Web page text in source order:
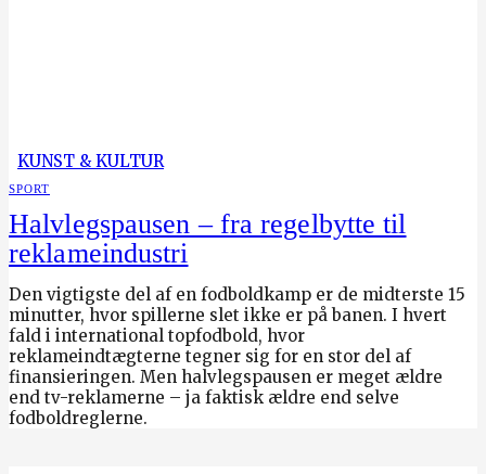
KUNST & KULTUR
SPORT
Halvlegspausen – fra regelbytte til
reklameindustri
Den vigtigste del af en fodboldkamp er de midterste 15
minutter, hvor spillerne slet ikke er på banen. I hvert
fald i international topfodbold, hvor
reklameindtægterne tegner sig for en stor del af
finansieringen. Men halvlegspausen er meget ældre
end tv-reklamerne – ja faktisk ældre end selve
fodboldreglerne.